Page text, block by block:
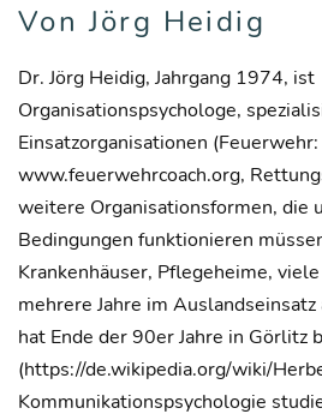
Von Jörg Heidig
Dr. Jörg Heidig, Jahrgang 1974, ist
Organisationspsychologe,
Einsatzorganisationen (Feuerwehr:
www.feuerwehrcoach.org,
weitere Organisationsformen, die
Bedingungen funktionieren
Krankenhäuser, Pflegeheime,
mehrere Jahre im
hat Ende der 90er Jahre in Görlitz
(https://de.wikipedia.org/wiki/
Kommunikationspsychologie